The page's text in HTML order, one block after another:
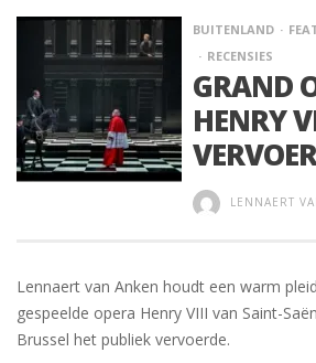
BUITENLAND
RECENSIES
GRAND
HENRY
LENNAERT
Lennaert van Anken houdt een warm
gespeelde opera Henry VIII van Saint-
Brussel het publiek vervoerde.